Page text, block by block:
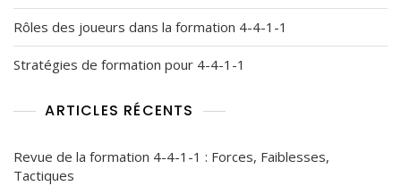
Rôles des joueurs dans la formation 4-4-1-1
Stratégies de formation pour 4-4-1-1
ARTICLES RÉCENTS
Revue de la formation 4-4-1-1 : Forces, Faiblesses,
Tactiques